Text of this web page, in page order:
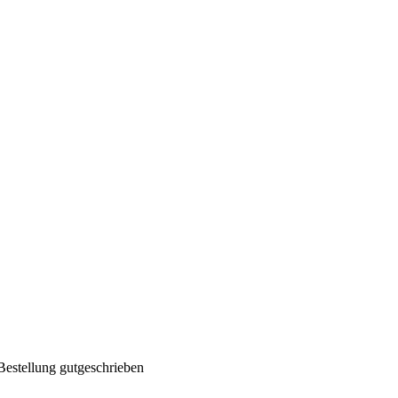
gutgeschrieben